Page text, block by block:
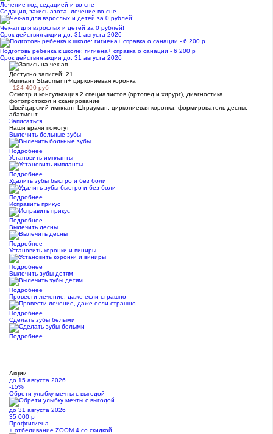
Лечение под седацией и во сне
Седация, закись азота, лечение во сне
Чек-ап для взрослых и детей за 0 рублей!
Срок действия акции до: 31 августа 2026
Подготовь ребенка к школе: гигиена+ справка о санации - 6 200 р
Срок действия акции до: 31 августа 2026
Доступно записей: 21
Имплант Straumann+ циркониевая коронка
=124 490 руб
Осмотр и консультация 2 специалистов (ортопед и хирург), диагностика,
фотопротокол и сканирование
Швейцарский имплант Штрауман, циркониевая коронка, формирователь десны,
абатмент
Записаться
Наши врачи помогут
Вылечить больные зубы
Подробнее
Установить импланты
Подробнее
Удалить зубы быстро и без боли
Подробнее
Исправить прикус
Подробнее
Вылечить десны
Подробнее
Установить коронки и виниры
Подробнее
Вылечить зубы детям
Подробнее
Провести лечение, даже если страшно
Подробнее
Сделать зубы белыми
Подробнее
Акции
до 15 августа 2026
-15%
Обрети улыбку мечты с выгодой
до 31 августа 2026
35 000 р
Профгигиена
+ отбеливание ZOOM 4 со скидкой